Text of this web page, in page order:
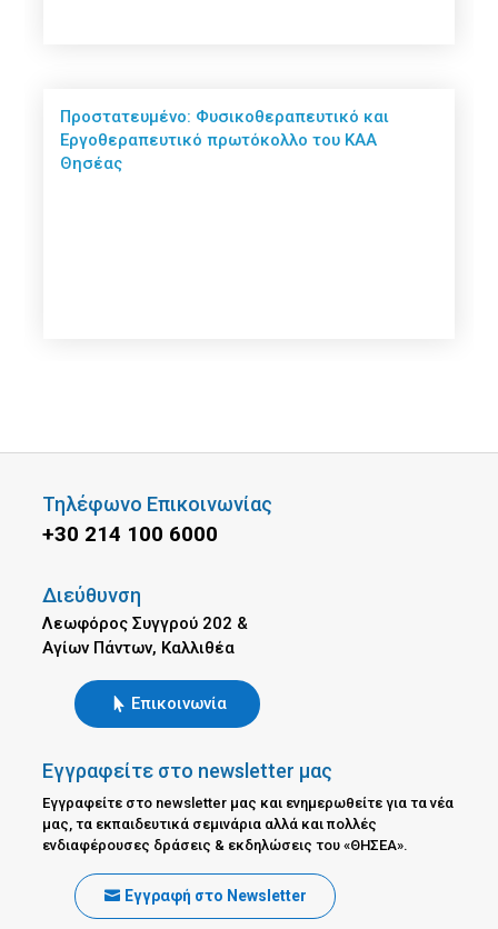
Πρoστατευμένο: Φυσικοθεραπευτικό και
Εργοθεραπευτικό πρωτόκολλο του ΚΑΑ
Θησέας
Τηλέφωνο Επικοινωνίας
+30 214 100 6000
Διεύθυνση
Λεωφόρος Συγγρού 202 &
Αγίων Πάντων, Καλλιθέα
Επικοινωνία
Εγγραφείτε στο newsletter μας
Εγγραφείτε στο newsletter μας και ενημερωθείτε για τα νέα
μας, τα εκπαιδευτικά σεμινάρια αλλά και πολλές
ενδιαφέρουσες δράσεις & εκδηλώσεις του «ΘΗΣΕΑ».
Εγγραφή στο Newsletter